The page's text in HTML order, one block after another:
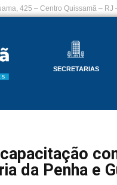
425 – Centro Quissamã – RJ
SECRETARIAS
da Penha e